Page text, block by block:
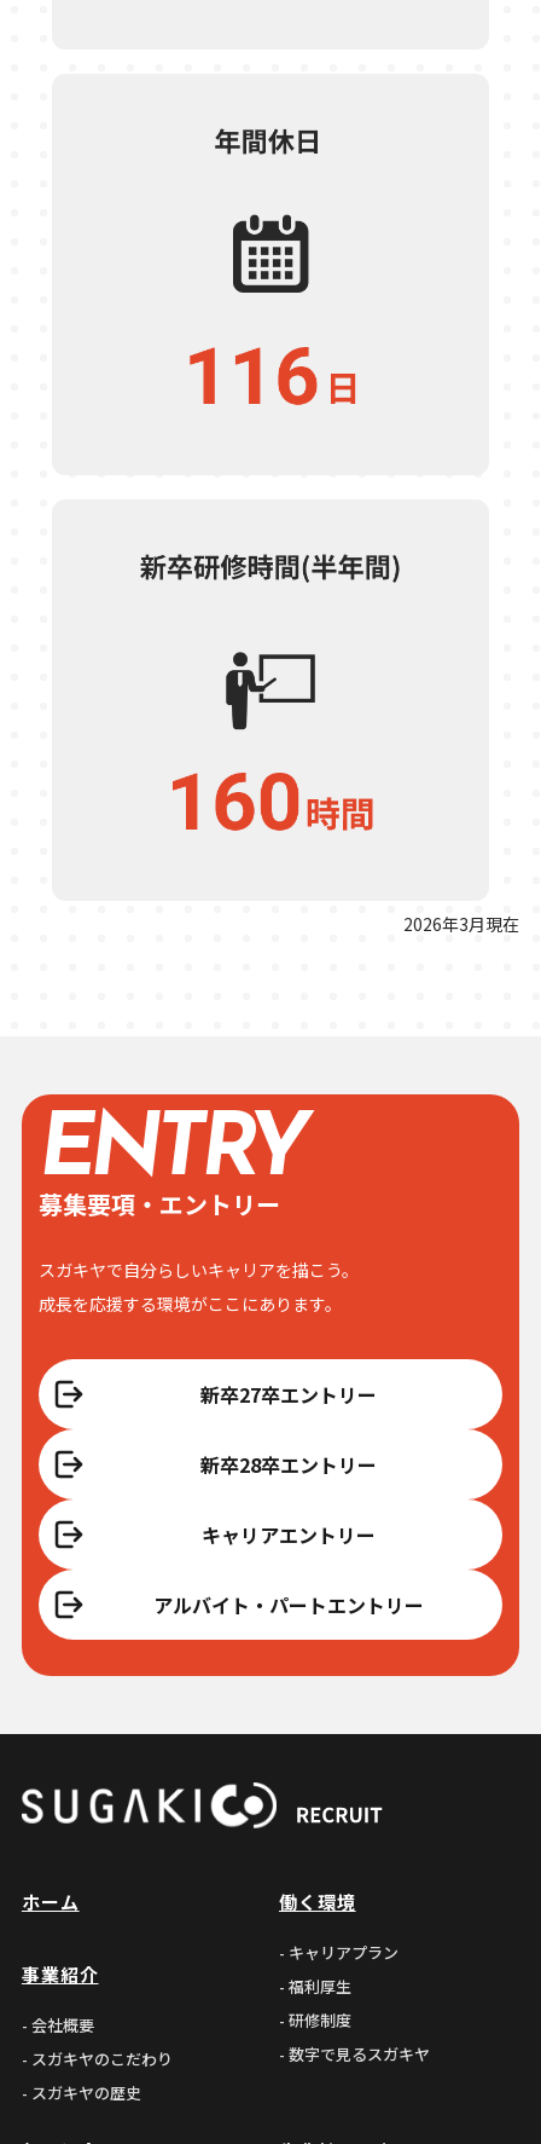
2026年3月現在
ENTRY
募集要項・エントリー
スガキヤで自分らしいキャリアを描こう。
成長を応援する環境がここにあります。
新卒27卒エントリー
新卒28卒エントリー
キャリアエントリー
アルバイト・パートエントリー
ホーム
事業紹介
- 会社概要
- スガキヤのこだわり
- スガキヤの歴史
働く環境
- キャリアプラン
- 福利厚生
- 研修制度
- 数字で見るスガキヤ